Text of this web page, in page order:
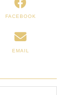
FACEBOOK
EMAIL